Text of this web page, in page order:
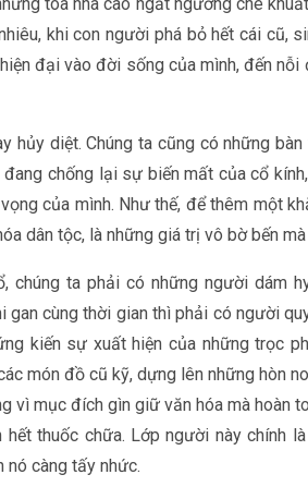
khi con người phá bỏ hết cái cũ,
đại vào đời sống của mình, đến
hủy diệt. Chúng ta cũng có những
chống lại sự biến mất của cổ
của mình. Như thế, để thêm một
dân tộc, là những giá trị vô bờ bến
chúng ta phải có những người dám
gan cùng thời gian thì phải có người
kiến sự xuất hiện của những trọc
món đồ cũ kỹ, dựng lên những hòn
vì mục đích gìn giữ văn hóa mà hoàn
thuốc chữa. Lớp người này chính
nó càng tấy nhức.